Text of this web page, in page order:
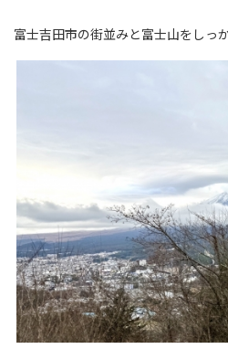
富士吉田市の街並みと富士山をしっ